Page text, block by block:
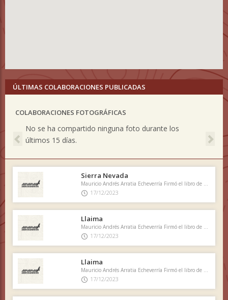
ÚLTIMAS COLABORACIONES PUBLICADAS
COLABORACIONES FOTOGRÁFICAS
No se ha compartido ninguna foto durante los
últimos 15 días.
Previous
Sierra Nevada
Mauricio Andrés Arratia Echeverría Firmó el libro de cumbre
17/12/2023
Llaima
Mauricio Andrés Arratia Echeverría Firmó el libro de cumbre
17/12/2023
Llaima
Mauricio Andrés Arratia Echeverría Firmó el libro de cumbre
17/12/2023